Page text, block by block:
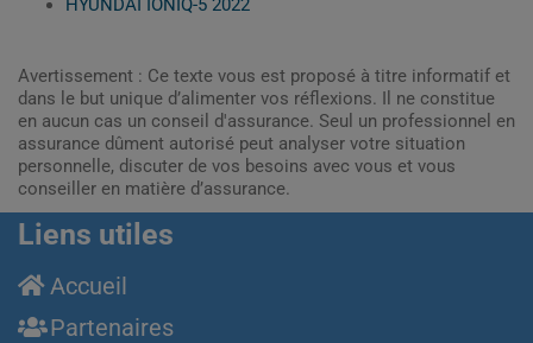
Avertissement : Ce texte vous est proposé à titre informatif et
dans le but unique d’alimenter vos réflexions. Il ne constitue
en aucun cas un conseil d'assurance. Seul un professionnel en
assurance dûment autorisé peut analyser votre situation
personnelle, discuter de vos besoins avec vous et vous
conseiller en matière d’assurance.
Liens utiles
Accueil
Partenaires